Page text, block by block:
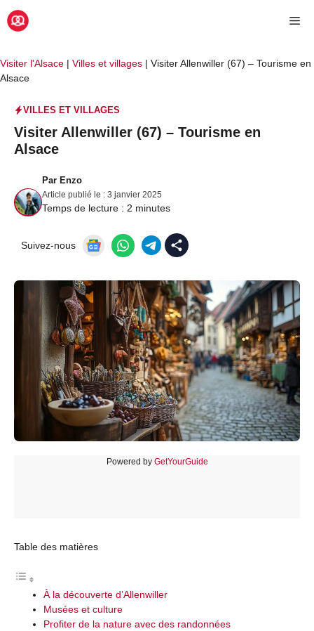
Aller
au
Visiter l'Alsace | Villes et villages | Visiter Allenwiller (67) – Tourisme en
Alsace
VILLES ET VILLAGES
Visiter Allenwiller (67) – Tourisme en
Alsace
Par Enzo
Article publié le : 3 janvier 2025
Temps de lecture : 2 minutes
Suivez-nous
Powered by GetYourGuide
Table des matières
À la découverte d’Allenwiller
Musées et culture
Profiter de la nature avec des randonnées